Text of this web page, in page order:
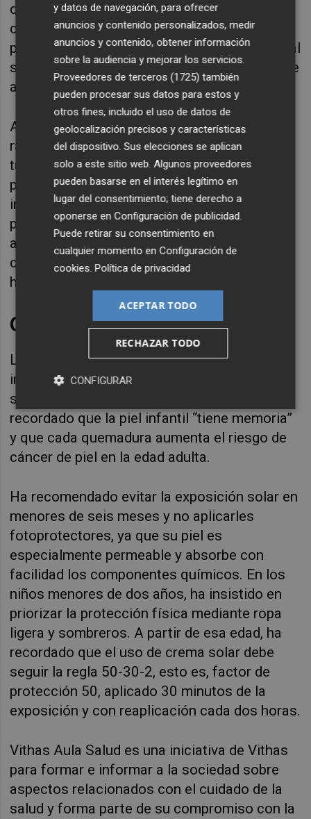
del nivel de conciencia o la aparición de
convulsiones. “Si un bebé menor de un año
presenta letargo severo tras estar expuesto al
sol, se trata de una urgencia vital que requiere
atención inmediata”, ha insistido.
Ante un golpe de calor, la actuación debe ser
rápida: trasladar al niño a un lugar fresco,
tumbarlo, retirar el exceso de ropa y aplicar
paños de agua fría en cabeza, cuello, axilas e
ingles. “Si está consciente, hay que ofrecerle
pequeños sorbos de agua y no se deben
administrar antitérmicos, realizar fricciones
con alcohol, ni sumergir al niño en agua
helada”, ha afirmado la especialista.
Quemaduras solares
La sesión también ha abordado la
importancia de prevenir las quemaduras
solares en la infancia. La Dra. Riera ha
recordado que la piel infantil “tiene memoria”
y que cada quemadura aumenta el riesgo de
cáncer de piel en la edad adulta.
Ha recomendado evitar la exposición solar en
menores de seis meses y no aplicarles
fotoprotectores, ya que su piel es
especialmente permeable y absorbe con
facilidad los componentes químicos. En los
niños menores de dos años, ha insistido en
priorizar la protección física mediante ropa
ligera y sombreros. A partir de esa edad, ha
recordado que el uso de crema solar debe
seguir la regla 50-30-2, esto es, factor de
protección 50, aplicado 30 minutos de la
exposición y con reaplicación cada dos horas.
Vithas Aula Salud es una iniciativa de Vithas
para formar e informar a la sociedad sobre
aspectos relacionados con el cuidado de la
salud y forma parte de su compromiso con la
y datos de navegación, para ofrecer
anuncios y contenido personalizados, medir
anuncios y contenido, obtener información
sobre la audiencia y mejorar los servicios.
Proveedores de terceros (1725) también
pueden procesar sus datos para estos y
otros fines, incluido el uso de datos de
geolocalización precisos y características
del dispositivo. Sus elecciones se aplican
solo a este sitio web. Algunos proveedores
pueden basarse en el interés legítimo en
lugar del consentimiento; tiene derecho a
oponerse enConfiguración de publicidad.
Puede retirar su consentimiento en
cualquier momento enConfiguración de
cookies.Política de privacidad
ACEPTAR TODO
RECHAZAR TODO
CONFIGURAR